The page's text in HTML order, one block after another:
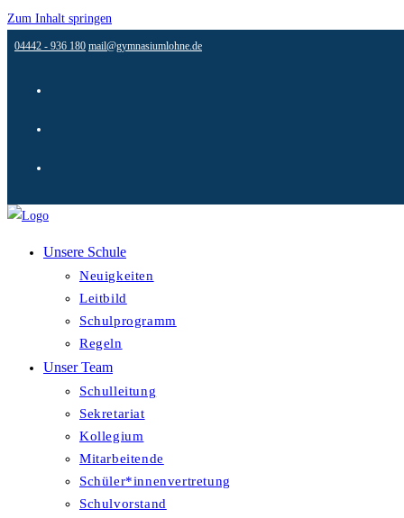
Zum Inhalt springen
04442 - 936 180 mail@gymnasiumlohne.de
Unsere Schule
Neuigkeiten
Leitbild
Schulprogramm
Regeln
Unser Team
Schulleitung
Sekretariat
Kollegium
Mitarbeitende
Schüler*innenvertretung
Schulvorstand